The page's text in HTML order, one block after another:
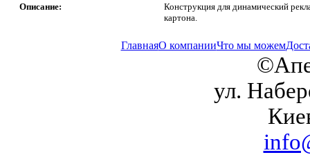
Описание:
Конструкция для динамический
картона.
ГлавнаяО компанииЧто мы можем
ул.